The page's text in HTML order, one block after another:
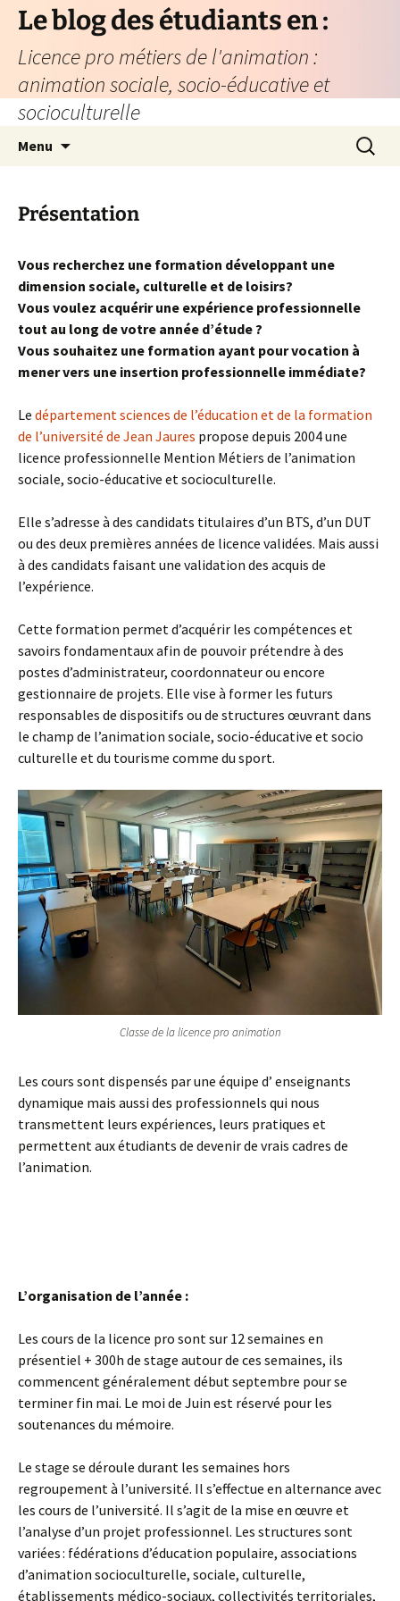
Aller
contenu
Le blog des étudiants en :
Licence pro métiers de l'animation :
animation sociale, socio-éducative et
socioculturelle
Menu
Présentation
Vous recherchez une formation développant une
dimension sociale, culturelle et de loisirs?
Vous voulez acquérir une expérience professionnelle
tout au long de votre année d’étude ?
Vous souhaitez une formation ayant pour vocation à
mener vers une insertion professionnelle immédiate?
Le département sciences de l’éducation et de la formation
de l’université de Jean Jaures propose depuis 2004 une
licence professionnelle Mention Métiers de l’animation
sociale, socio-éducative et socioculturelle.
Elle s’adresse à des candidats titulaires d’un BTS, d’un DUT
ou des deux premières années de licence validées. Mais aussi
à des candidats faisant une validation des acquis de
l’expérience.
Cette formation permet d’acquérir les compétences et
savoirs fondamentaux afin de pouvoir prétendre à des
postes d’administrateur, coordonnateur ou encore
gestionnaire de projets. Elle vise à former les futurs
responsables de dispositifs ou de structures œuvrant dans
le champ de l’animation sociale, socio-éducative et socio
culturelle et du tourisme comme du sport.
Classe de la licence pro animation
Les cours sont dispensés par une équipe d’ enseignants
dynamique mais aussi des professionnels qui nous
transmettent leurs expériences, leurs pratiques et
permettent aux étudiants de devenir de vrais cadres de
l’animation.
L’organisation de l’année :
Les cours de la licence pro sont sur 12 semaines en
présentiel + 300h de stage autour de ces semaines, ils
commencent généralement début septembre pour se
terminer fin mai. Le moi de Juin est réservé pour les
soutenances du mémoire.
Le stage se déroule durant les semaines hors
regroupement à l’université. Il s’effectue en alternance avec
les cours de l’université. Il s’agit de la mise en œuvre et
l’analyse d’un projet professionnel. Les structures sont
variées : fédérations d’éducation populaire, associations
d’animation socioculturelle, sociale, culturelle,
établissements médico-sociaux, collectivités territoriales,